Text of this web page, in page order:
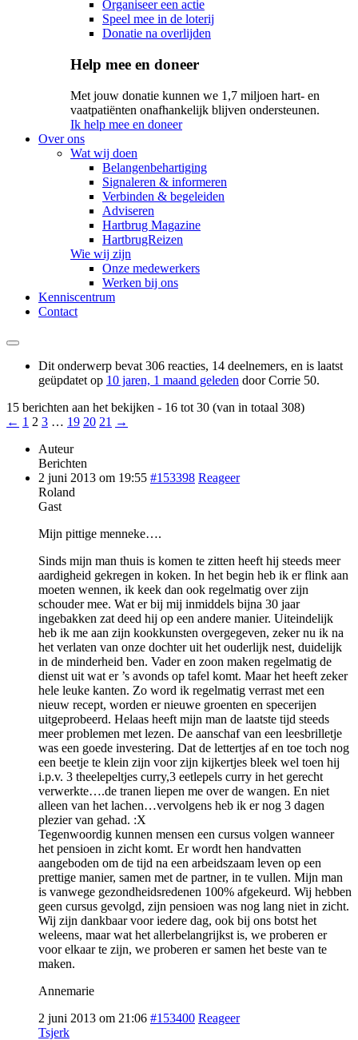
Organiseer een actie
Speel mee in de loterij
Donatie na overlijden
Help mee en doneer
Met jouw donatie kunnen we 1,7 miljoen hart- en
vaatpatiënten onafhankelijk blijven ondersteunen.
Ik help mee en doneer
Over ons
Wat wij doen
Belangenbehartiging
Signaleren & informeren
Verbinden & begeleiden
Adviseren
Hartbrug Magazine
HartbrugReizen
Wie wij zijn
Onze medewerkers
Werken bij ons
Kenniscentrum
Contact
Dit onderwerp bevat 306 reacties, 14 deelnemers, en is laatst
geüpdatet op 10 jaren, 1 maand geleden doorCorrie 50.
15 berichten aan het bekijken - 16 tot 30 (van in totaal 308)
← 1 2 3 … 19 20 21 →
Auteur
Berichten
2 juni 2013 om 19:55 #153398 Reageer
Roland
Gast
Mijn pittige menneke….
Sinds mijn man thuis is komen te zitten heeft hij steeds meer
aardigheid gekregen in koken. In het begin heb ik er flink aan
moeten wennen, ik keek dan ook regelmatig over zijn
schouder mee. Wat er bij mij inmiddels bijna 30 jaar
ingebakken zat deed hij op een andere manier. Uiteindelijk
heb ik me aan zijn kookkunsten overgegeven, zeker nu ik na
het verlaten van onze dochter uit het ouderlijk nest, duidelijk
in de minderheid ben. Vader en zoon maken regelmatig de
dienst uit wat er ’s avonds op tafel komt. Maar het heeft zeker
hele leuke kanten. Zo word ik regelmatig verrast met een
nieuw recept, worden er nieuwe groenten en specerijen
uitgeprobeerd. Helaas heeft mijn man de laatste tijd steeds
meer problemen met lezen. De aanschaf van een leesbrilletje
was een goede investering. Dat de lettertjes af en toe toch nog
een beetje te klein zijn voor zijn kijkertjes bleek wel toen hij
i.p.v. 3 theelepeltjes curry,3 eetlepels curry in het gerecht
verwerkte….de tranen liepen me over de wangen. En niet
alleen van het lachen…vervolgens heb ik er nog 3 dagen
plezier van gehad. :X
Tegenwoordig kunnen mensen een cursus volgen wanneer
het pensioen in zicht komt. Er wordt hen handvatten
aangeboden om de tijd na een arbeidszaam leven op een
prettige manier, samen met de partner, in te vullen. Mijn man
is vanwege gezondheidsredenen 100% afgekeurd. Wij hebben
geen cursus gevolgd, zijn pensioen was nog lang niet in zicht.
Wij zijn dankbaar voor iedere dag, ook bij ons botst het
weleens, maar wat het allerbelangrijkst is, we proberen er
voor elkaar te zijn, we proberen er samen het beste van te
maken.
Annemarie
2 juni 2013 om 21:06 #153400 Reageer
Tsjerk